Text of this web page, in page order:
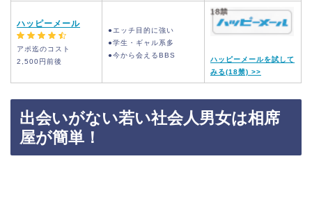
ハッピーメール
アポ迄のコスト
2,500円前後
●エッチ目的に強い
●学生・ギャル系多
●今から会えるBBS
ハッピーメールを試して
みる(18禁) >>
出会いがない若い社会人男女は相席
屋が簡単！